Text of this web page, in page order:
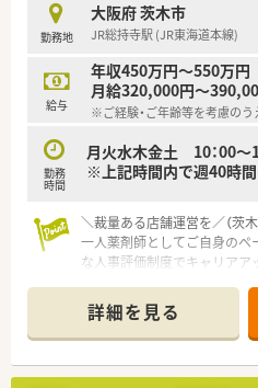
勤務地
大阪府 茨木市
JR総持寺駅 (JR東海道本線)
給与
年収450万円～550万円
月給320,000円～
※ご経験・ご年齢等を考慮のう
勤務
時間
月火水木金土 10：00～
※上記時間内で週40時
＼裁量ある店舗運営を／（茨
一人薬剤師としてご自身のペ
な人事評価制度でキャリアア
＊
【店舗情報と応需状況について
■最寄りのJR総持寺駅から
り、毎日の通勤にかかる負担
詳細を見る